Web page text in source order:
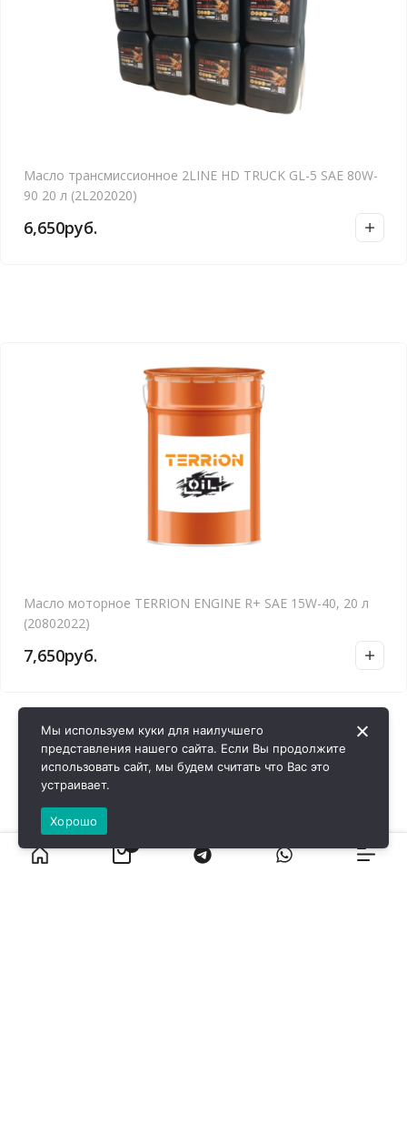
Масло трансмиссионное 2LINE HD TRUCK GL-5 SAE 80W-
90 20 л (2L202020)
6,650руб.
Масло моторное TERRION ENGINE R+ SAE 15W-40, 20 л
(20802022)
7,650руб.
Мы используем куки для наилучшего
представления нашего сайта. Если Вы продолжите
использовать сайт, мы будем считать что Вас это
устраивает.
Хорошо